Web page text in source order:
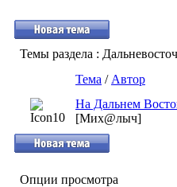
Темы раздела :
Тема / Автор
На Дальнем
[Мих@лыч]
Опции просмотра